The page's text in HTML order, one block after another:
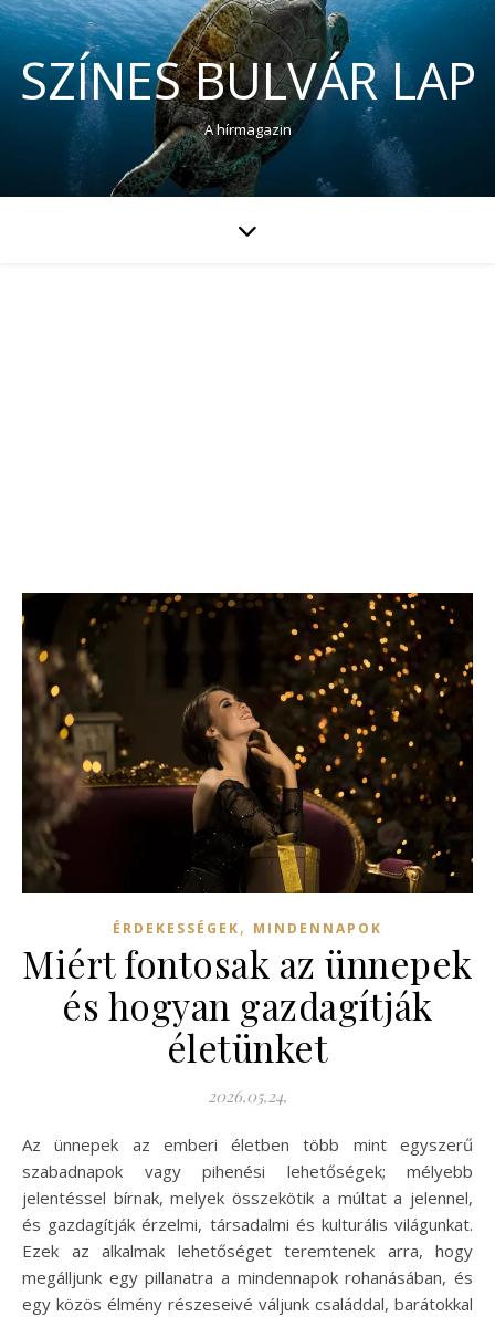
SZÍNES BULVÁR LAP
A hírmagazin
ÉRDEKESSÉGEK, MINDENNAPOK
Miért fontosak az ünnepek
és hogyan gazdagítják
életünket
2026.05.24.
Az ünnepek az emberi életben több mint egyszerű
szabadnapok vagy pihenési lehetőségek; mélyebb
jelentéssel bírnak, melyek összekötik a múltat a jelennel,
és gazdagítják érzelmi, társadalmi és kulturális világunkat.
Ezek az alkalmak lehetőséget teremtenek arra, hogy
megálljunk egy pillanatra a mindennapok rohanásában, és
egy közös élmény részeseivé váljunk családdal, barátokkal